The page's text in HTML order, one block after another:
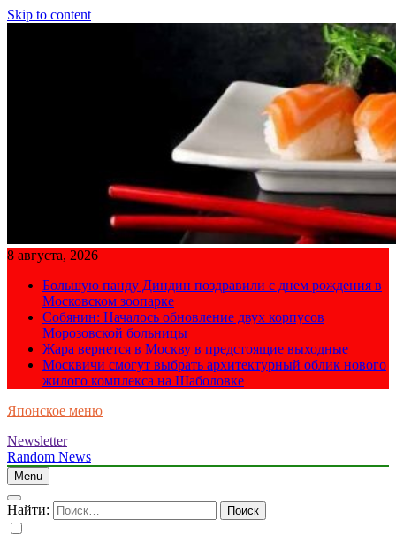
Skip to content
8 августа, 2026
Большую панду Диндин поздравили с днем рождения в
Московском зоопарке
Собянин: Началось обновление двух корпусов
Морозовской больницы
Жара вернется в Москву в предстоящие выходные
Москвичи смогут выбрать архитектурный облик нового
жилого комплекса на Шаболовке
Японское меню
Newsletter
Random News
Menu
Найти: